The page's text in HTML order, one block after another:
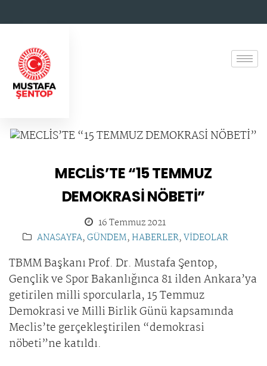
MECLİS’TE “15 TEMMUZ
DEMOKRASİ NÖBETİ”
16 Temmuz 2021
ANASAYFA,GÜNDEM,HABERLER,VİDEOLAR
TBMM Başkanı Prof. Dr. Mustafa Şentop,
Gençlik ve Spor Bakanlığınca 81 ilden Ankara’ya
getirilen milli sporcularla, 15 Temmuz
Demokrasi ve Milli Birlik Günü kapsamında
Meclis’te gerçekleştirilen “demokrasi
nöbeti”ne katıldı.